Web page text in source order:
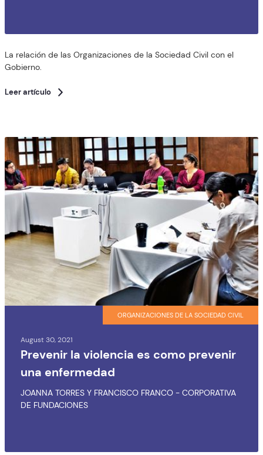
La relación de las Organizaciones de la Sociedad Civil con el
Gobierno.
Leer artículo
ORGANIZACIONES DE LA SOCIEDAD CIVIL
August 30, 2021
Prevenir la violencia es como prevenir
una enfermedad
JOANNA TORRES Y FRANCISCO FRANCO - CORPORATIVA
DE FUNDACIONES